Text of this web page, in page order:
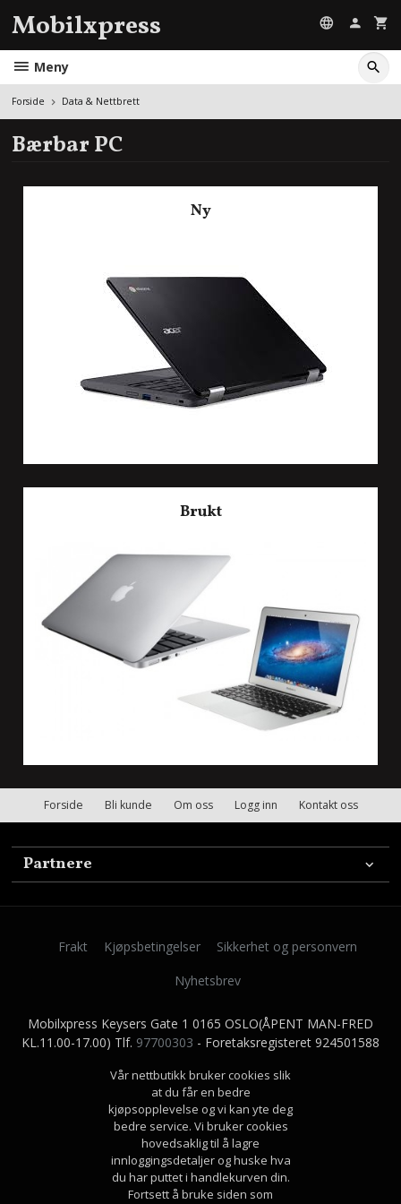
innholdet
Mobilxpress
Meny
Forside Data & Nettbrett
Bærbar PC
Ny
Brukt
Forside Bli kunde Om oss Logg inn Kontakt oss
Partnere
Frakt Kjøpsbetingelser
Sikkerhet og personvern
Nyhetsbrev
Mobilxpress Keysers Gate 1 0165 OSLO(ÅPENT MAN-FRED
KL.11.00-17.00) Tlf. 97700303 - Foretaksregisteret 924501588
Vår nettbutikk bruker cookies slik
at du får en bedre
kjøpsopplevelse og vi kan yte deg
bedre service. Vi bruker cookies
hovedsaklig til å lagre
innloggingsdetaljer og huske hva
du har puttet i handlekurven din.
Fortsett å bruke siden som